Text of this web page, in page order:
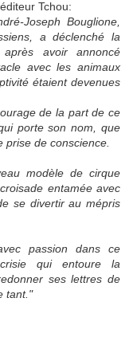
Tchou:
Joseph Bouglione,
a déclenché la
avoir annoncé
avec les animaux
étaient devenues
de la part de ce
porte son nom, que
de conscience.
modèle de cirque
entamée avec
se divertir au mépris
passion dans ce
qui entoure la
ses lettres de
tant."